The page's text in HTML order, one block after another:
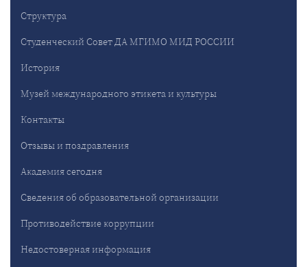
Структура
Студенческий Совет ДА МГИМО МИД РОССИИ
История
Музей международного этикета и культуры
Контакты
Отзывы и поздравления
Академия сегодня
Сведения об образовательной организации
Противодействие коррупции
Недостоверная информация